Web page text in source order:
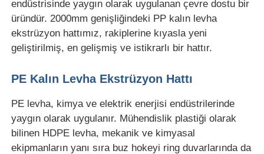
İkiz vida çıkartma hattı
Finer Üretim hattı
PMMA GPPS Levha Ekstrüzyon Hattı
endüstrisinde yaygın olarak uygulanan çevre dostu bir
üründür. 2000mm genişliğindeki PP kalın levha
ekstrüzyon hattımız, rakiplerine kıyasla yeni
geliştirilmiş, en gelişmiş ve istikrarlı bir hattır.
PE Kalın Levha Ekstrüzyon Hattı
PE levha, kimya ve elektrik enerjisi endüstrilerinde
yaygın olarak uygulanır. Mühendislik plastiği olarak
bilinen HDPE levha, mekanik ve kimyasal
ekipmanların yanı sıra buz hokeyi ring duvarlarında da